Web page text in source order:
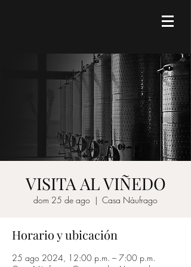
VISITA AL VIÑEDO
dom 25 de ago
  |
Casa Nàufrago
Horario y ubicación
25 ago 2024, 12:00 p.m. – 7:00 p.m.